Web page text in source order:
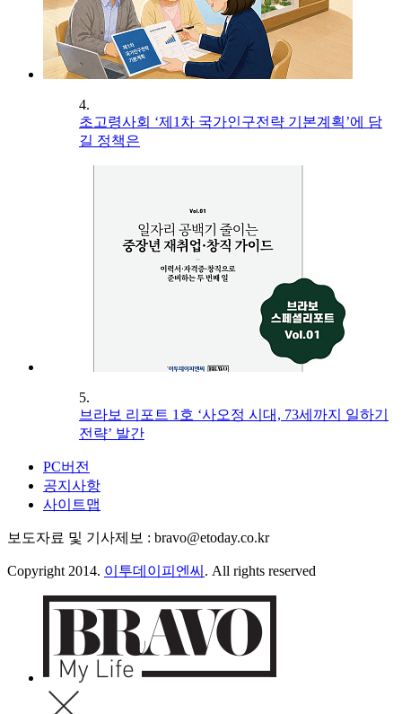
4.
초고령사회 ‘제1차 국가인구전략 기본계획’에 담
길 정책은
5.
브라보 리포트 1호 ‘사오정 시대, 73세까지 일하기
전략’ 발간
PC버전
공지사항
사이트맵
보도자료 및 기사제보 : bravo@etoday.co.kr
Copyright 2014. 이투데이피엔씨 . All rights reserved